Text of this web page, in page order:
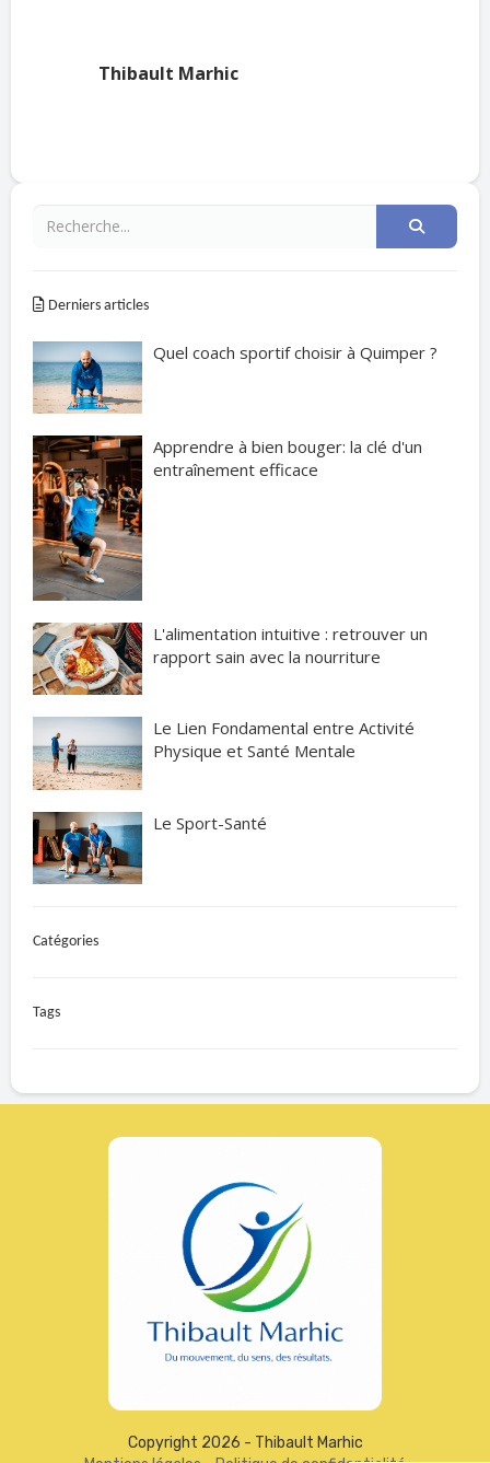
Thibault Marhic
Derniers articles
Quel coach sportif choisir à Quimper ?
Apprendre à bien bouger: la clé d'un
entraînement efficace
L'alimentation intuitive : retrouver un
rapport sain avec la nourriture
Le Lien Fondamental entre Activité
Physique et Santé Mentale
Le Sport-Santé
Catégories
Tags
Copyright 2026 - Thibault Marhic